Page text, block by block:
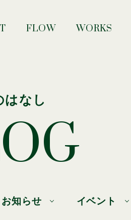
FLOW WORKS
はなし
お知らせ イベント